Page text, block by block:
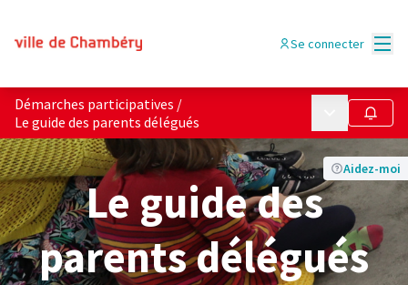
Se connecter
Démarches participatives /
Le guide des parents délégués
Menu Suivre
Aidez-moi
Le guide des
parents délégués